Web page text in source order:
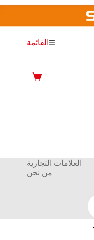
القائمة
عربة
العلامات التجارية
من نحن